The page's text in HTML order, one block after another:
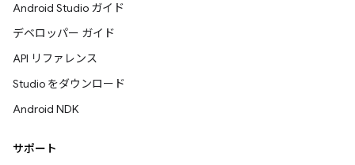
Android Studio ガイド
デベロッパー ガイド
API リファレンス
Studio をダウンロード
Android NDK
サポート